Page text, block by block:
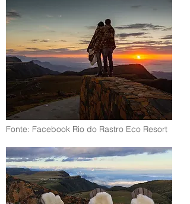
Fonte: Facebook Rio do Rastro Eco Resort